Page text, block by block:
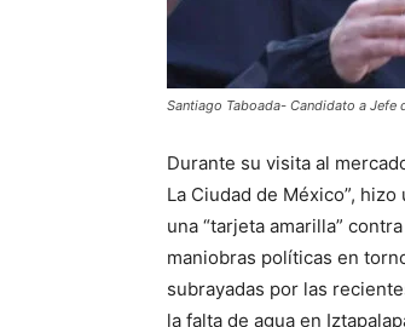
Santiago Taboada- Candidato a Jefe
Durante su visita al
La Ciudad de México”,
una “tarjeta amarilla”
maniobras políticas en
subrayadas por las
la falta de agua en